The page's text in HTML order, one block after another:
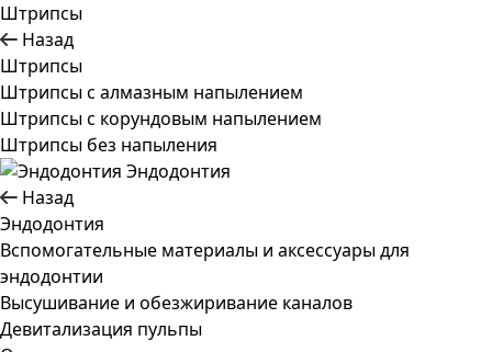
Штрипсы
Назад
Штрипсы
Штрипсы c алмазным напылением
Штрипсы c корундовым напылением
Штрипсы без напыления
Эндодонтия
Назад
Эндодонтия
Вспомогательные материалы и аксессуары для
эндодонтии
Высушивание и обезжиривание каналов
Девитализация пульпы